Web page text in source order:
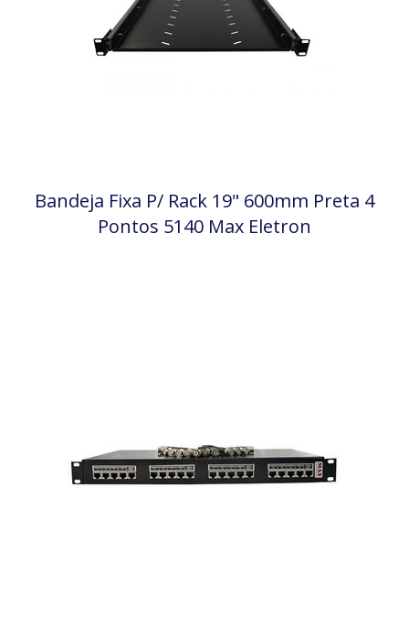
Bandeja Fixa P/ Rack 19" 600mm Preta 4
Pontos 5140 Max Eletron